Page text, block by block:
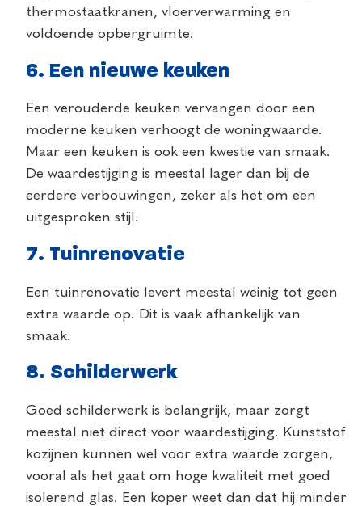
thermostaatkranen, vloerverwarming en
voldoende opbergruimte.
6. Een nieuwe keuken
Een verouderde keuken vervangen door een
moderne keuken verhoogt de woningwaarde.
Maar een keuken is ook een kwestie van smaak.
De waardestijging is meestal lager dan bij de
eerdere verbouwingen, zeker als het om een
uitgesproken stijl.
7. Tuinrenovatie
Een tuinrenovatie levert meestal weinig tot geen
extra waarde op. Dit is vaak afhankelijk van
smaak.
8. Schilderwerk
Goed schilderwerk is belangrijk, maar zorgt
meestal niet direct voor waardestijging. Kunststof
kozijnen kunnen wel voor extra waarde zorgen,
vooral als het gaat om hoge kwaliteit met goed
isolerend glas. Een koper weet dan dat hij minder